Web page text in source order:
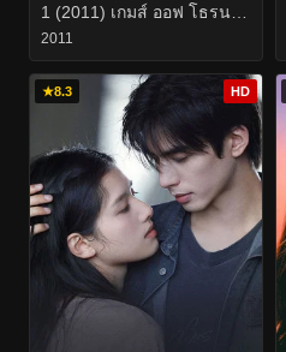
1 (2011) เกมส์ ออฟ โธรนส์
มหาศึกชิงบัลลังก์ ซีซั่น 1
EP.1-10
2011
★8.3 HD